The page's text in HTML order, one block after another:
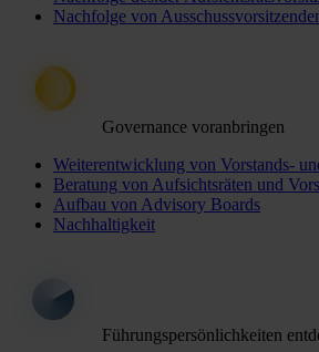
Nachfolge von
Governance voranbringen
Weiterentwicklung von Vorstands-
Beratung von Aufsichtsräten und
Aufbau von Advisory Boards
Nachhaltigkeit
Führungspersönlichkeiten